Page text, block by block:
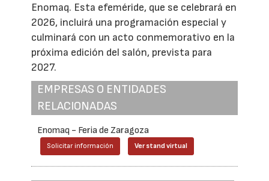
Enomaq. Esta efeméride, que se celebrará en
2026, incluirá una programación especial y
culminará con un acto conmemorativo en la
próxima edición del salón, prevista para
2027.
EMPRESAS O ENTIDADES
RELACIONADAS
Enomaq - Feria de Zaragoza
Solicitar información Ver stand virtual